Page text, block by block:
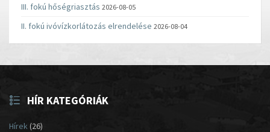
III. fokú hőségriasztás 2026-08-05
II. fokú ivóvízkorlátozás elrendelése 2026-08-04
HÍR KATEGÓRIÁK
Hírek(26)